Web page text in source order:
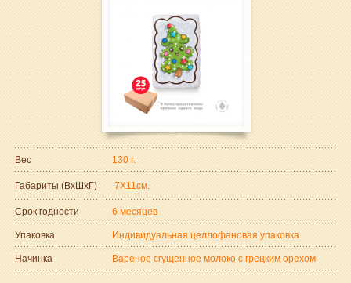
Вес 130 г.
Габариты (ВxШxГ) 7Х11см.
Срок годности 6 месяцев
Упаковка Индивидуальная целлофановая упаковка
Начинка Вареное сгущенное молоко с грецким орехом